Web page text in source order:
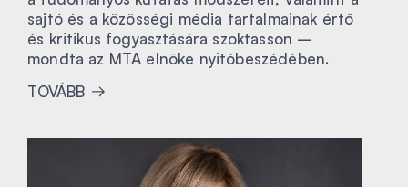
sajtó és a közösségi média tartalmainak értő
és kritikus fogyasztására szoktasson –
mondta az MTA elnöke nyitóbeszédében.
TOVÁBB